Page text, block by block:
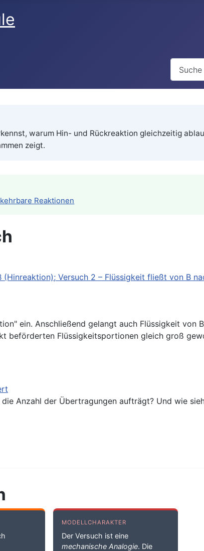
warum Hin- und Rückreaktion gleichzeitig
zeigt.
Reaktionen
ein. Anschließend gelangt auch Flüssigkeit von
beförderten Flüssigkeitsportionen gleich groß
Anzahl der Übertragungen aufträgt? Und wie
MODELLCHARAKTER
Der Versuch ist eine
mechanische Analogie. Die